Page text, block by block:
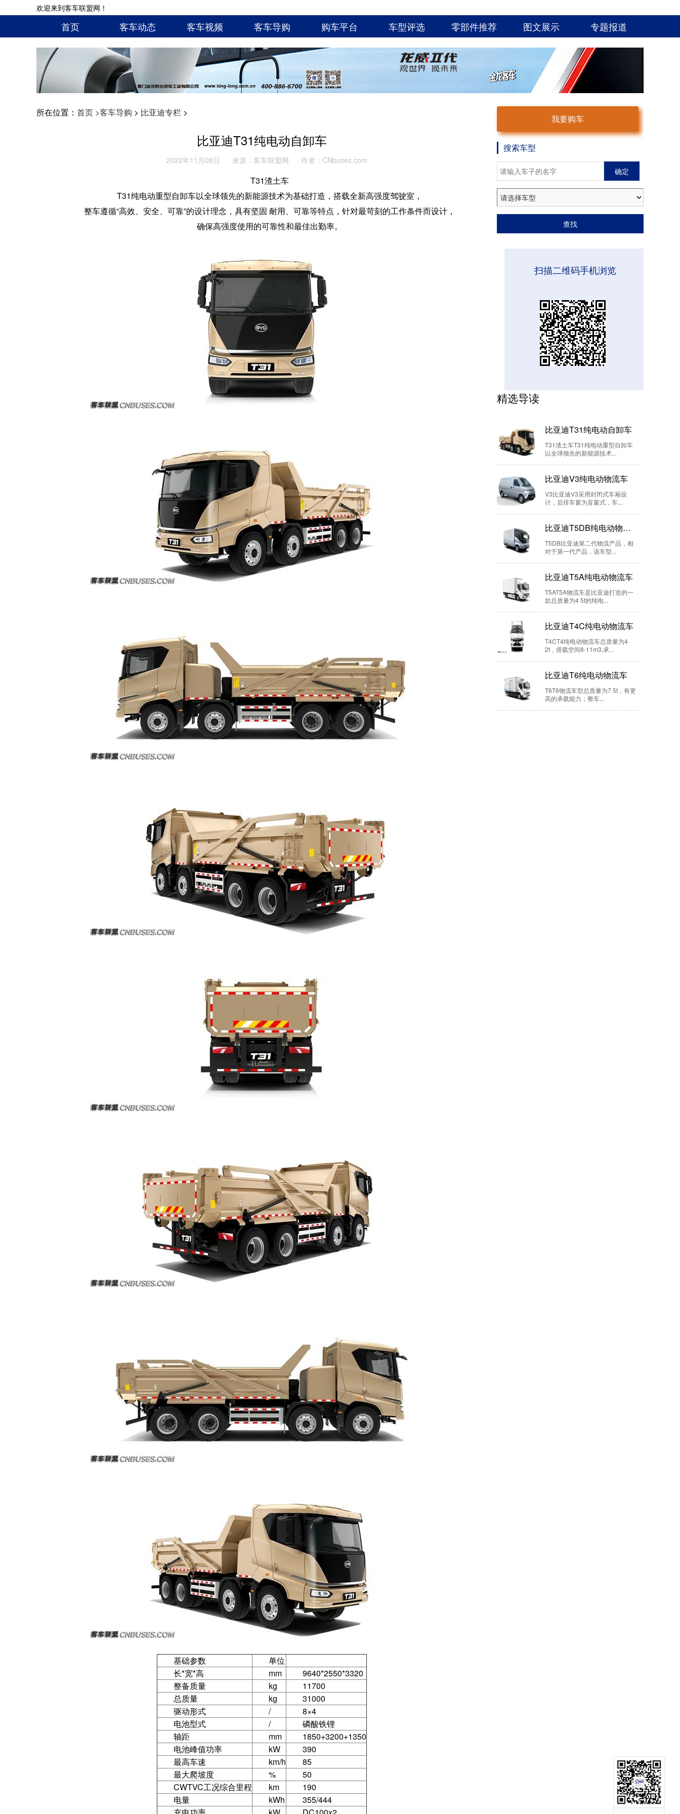
欢迎来到客车联盟网！
首页 客车动态 客车视频 客车导购 购车平台 车型评选 零部件推荐 图文展示 专题报道
所在位置： 首页 >客车导购 > 比亚迪专栏 >
比亚迪T31纯电动自卸车
2022年11月08日 来源：客车联盟网 作者：CNbuses.com
T31渣土车
T31纯电动重型自卸车以全球领先的新能源技术为基础打造，搭载全新高强度驾驶室，
整车遵循“高效、安全、可靠”的设计理念，具有坚固 耐用、可靠等特点，针对最苛刻的工作条件而设计，
确保高强度使用的可靠性和最佳出勤率。
基础参数
单位
长*宽*高
mm
9640*2550*3320
整备质量
kg
11700
总质量
kg
31000
驱动形式
/
8×4
电池型式
/
磷酸铁锂
轴距
mm
1850+3200+1350
电池峰值功率
kW
390
最高车速
km/h
85
最大爬坡度
%
50
CWTVC工况综合里程
km
190
电量
kWh
355/444
我要购车
搜索车型
确定
查找
扫描二维码手机浏览
精选导读
比亚迪T31纯电动自卸车
T31渣土车T31纯电动重型自卸车
以全球领先的新能源技术...
比亚迪V3纯电动物流车
V3比亚迪V3采用封闭式车厢设
计，后排车窗为盲窗式，车...
比亚迪T5DB纯电动物流车
T5DB比亚迪第二代物流产品，相
对于第一代产品，该车型...
比亚迪T5A纯电动物流车
T5AT5A物流车是比亚迪打造的一
款总质量为4 5t的纯电...
比亚迪T4C纯电动物流车
T4CT4纯电动物流车总质量为4
2t，搭载空间8-11m3,承...
比亚迪T6纯电动物流车
T6T6物流车型总质量为7 5t，有更
高的承载能力；整车...